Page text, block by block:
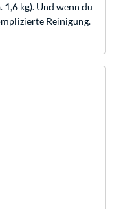
kg). Und wenn du
Reinigung.